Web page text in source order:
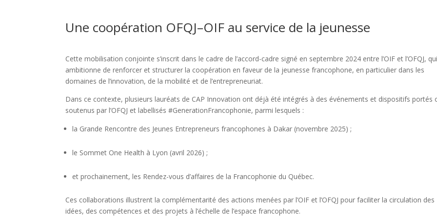
Une coopération OFQJ–OIF au service de la jeunesse
Cette mobilisation conjointe s’inscrit dans le cadre de l’accord-cadre signé en septembre 2024 entre l’OIF et l’OFQJ,
ambitionne de renforcer et structurer la coopération en faveur de la jeunesse francophone, en particulier dans les
domaines de l’innovation, de la mobilité et de l’entrepreneuriat.
Dans ce contexte, plusieurs lauréats de CAP Innovation ont déjà été intégrés à des événements et dispositifs portés
soutenus par l’OFQJ et labellisés #GenerationFrancophonie, parmi lesquels :
la Grande Rencontre des Jeunes Entrepreneurs francophones à Dakar (novembre 2025) ;
le Sommet One Health à Lyon (avril 2026) ;
et prochainement, les Rendez-vous d’affaires de la Francophonie du Québec.
Ces collaborations illustrent la complémentarité des actions menées par l’OIF et l’OFQJ pour faciliter la circulation des
idées, des compétences et des projets à l’échelle de l’espace francophone.